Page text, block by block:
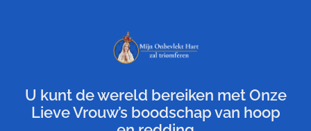
U kunt de wereld bereiken met Onze
Lieve Vrouw’s boodschap van hoop